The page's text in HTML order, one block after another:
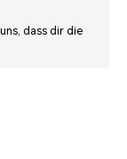
dass dir die